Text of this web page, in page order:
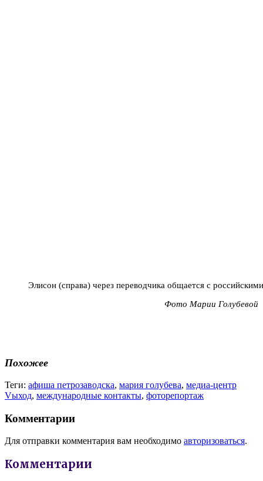
Элисон (справа) через переводчика общается с
Фото Марии Голубевой
Похожее
Теги: афиша петрозаводска, мария голубева, медиа-центр
Vыход, международные контакты, фоторепортаж
Комментарии
Для отправки комментария вам необходимо авторизоваться.
Комментарии